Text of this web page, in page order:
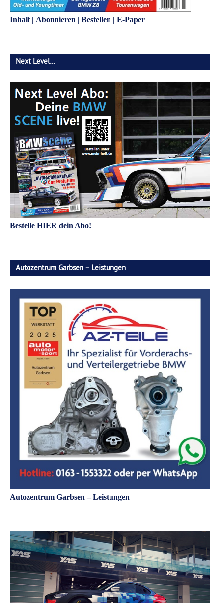
Inhalt | Abonnieren | Bestellen | E-Paper
Next Level…
Bestelle HIER dein Abo!
Autozentrum Garbsen – Leistungen
Autozentrum Garbsen – Leistungen